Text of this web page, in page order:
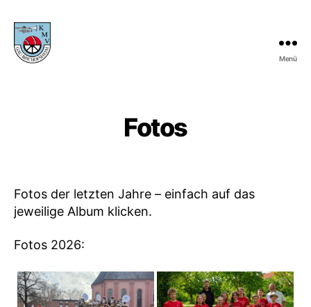
Menü
Fotos
Fotos der letzten Jahre – einfach auf das
jeweilige Album klicken.
Fotos 2026: